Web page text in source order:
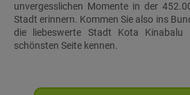
unvergesslichen Momente in der
Stadt erinnern. Kommen Sie also ins
die liebeswerte Stadt Kota
schönsten Seite kennen.